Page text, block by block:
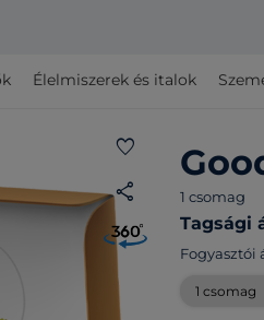
Élelmiszerek és italok
favorite
share
1 csomag
Tagsági
Fogyasztói